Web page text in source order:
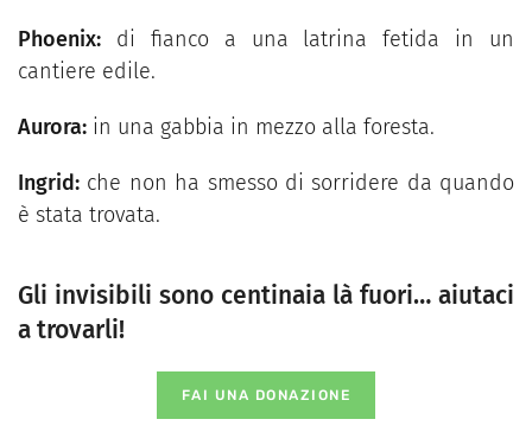
Phoenix: di fianco a una latrina fetida in un
cantiere edile.
Aurora: in una gabbia in mezzo alla foresta.
Ingrid: che non ha smesso di sorridere da quando
è stata trovata.
Gli invisibili sono centinaia là fuori… aiutaci
a trovarli!
FAI UNA DONAZIONE